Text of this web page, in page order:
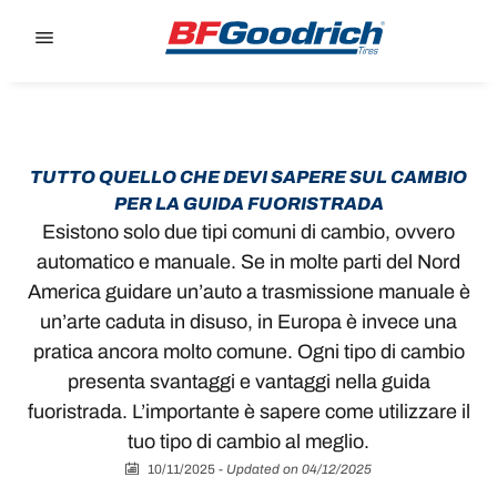
TUTTO QUELLO CHE DEVI SAPERE SUL CAMBIO
PER LA GUIDA FUORISTRADA
‎Esistono solo due tipi comuni di cambio, ovvero
automatico e manuale. Se in molte parti del Nord
America guidare un’auto a trasmissione manuale è
un’arte caduta in disuso, in Europa è invece una
pratica ancora molto comune. Ogni tipo di cambio
presenta svantaggi e vantaggi nella guida
fuoristrada. L’importante è sapere come utilizzare il
tuo tipo di cambio al meglio.
10/11/2025 - Updated on 04/12/2025